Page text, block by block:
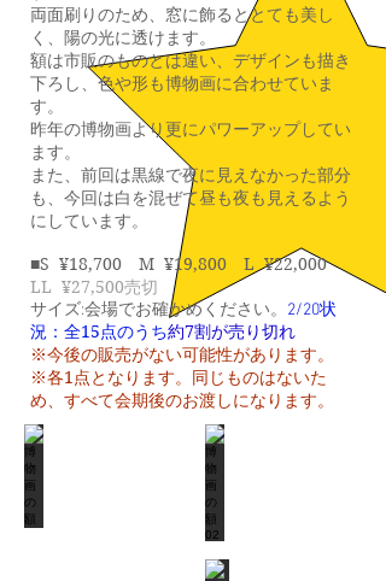
両面刷りのため、窓に飾るととても美し
く、陽の光に透けます。
額は市販のものとは違い、デザインも描き
下ろし、色や形も博物画に合わせていま
す。
​昨年の博物画より更にパワーアップしてい
ます。
また、前回は黒線で夜に見えなかった部分
も、今回は白を混ぜて昼も夜も見えるよう
にしています。
■S ¥18,700 M ¥19,800 L ¥22,000
LL ¥27,500売切
サイズ:会場でお確かめください。 2/20状
況： 全15点のうち約7割が売り切れ
※今後の販売がない可能性があります。
※各1点となります。同じものはないた
め、すべて会期後のお渡しになります。